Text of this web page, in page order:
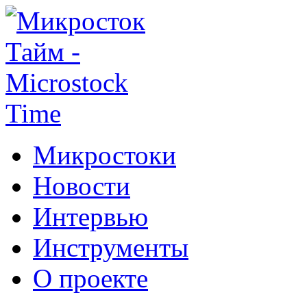
Микростоки
Новости
Интервью
Инструменты
О проекте